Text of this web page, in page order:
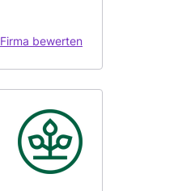
Firma bewerten